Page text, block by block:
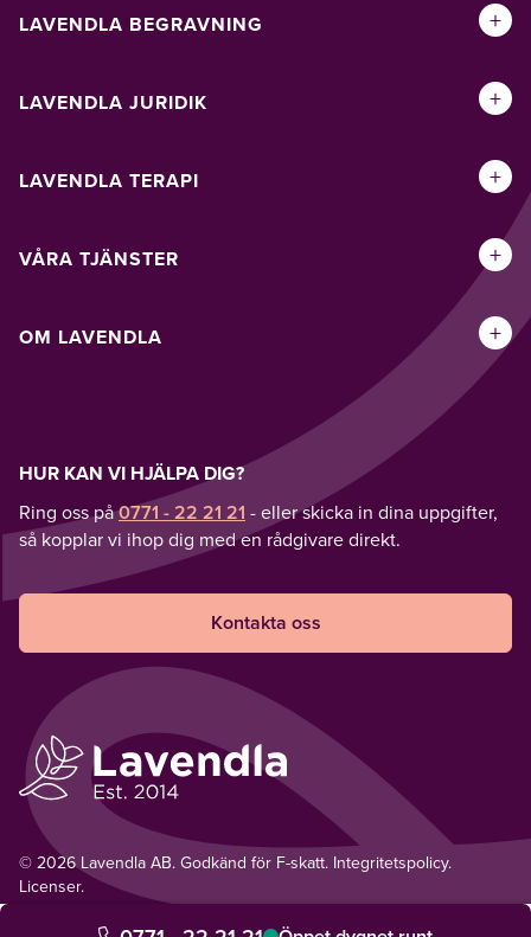
LAVENDLA BEGRAVNING +
LAVENDLA JURIDIK +
LAVENDLA TERAPI +
VÅRA TJÄNSTER +
OM LAVENDLA +
HUR KAN VI HJÄLPA DIG?
Ring oss på0771 - 22 21 21 - eller skicka in dina uppgifter,
så kopplar vi ihop dig med en rådgivare direkt.
Kontakta oss
© 2026 Lavendla AB. Godkänd för F-skatt. Integritetspolicy.
Licenser.